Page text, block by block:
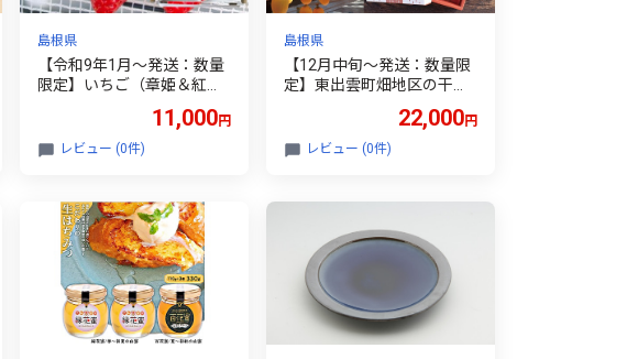
島根県
【令和9年1月～発送：数量
限定】いちご（章姫＆紅ほ
11,000円
レビュー (0件)
島根県
【12月中旬～発送：数量限
定】東出雲町畑地区の干し
22,000円
レビュー (0件)